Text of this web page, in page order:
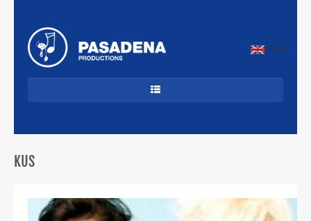
EN
JAZZ & LATIN
KUS